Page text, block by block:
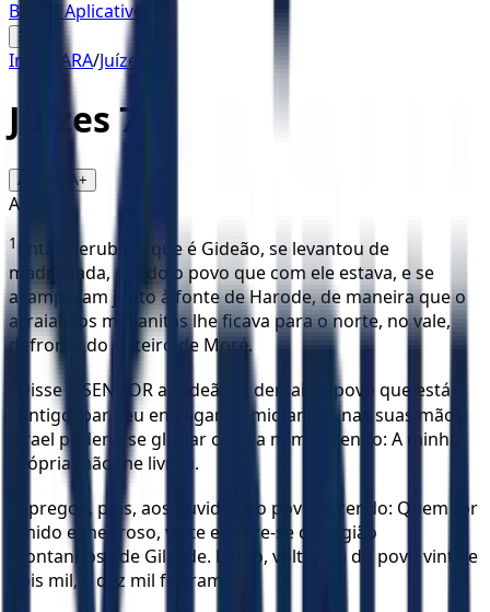
Baixar Aplicativo
☰
Início ARA/Juízes
Juízes 7
A- A+
ARA
1
Então, Jerubaal, que é Gideão, se levantou de
madrugada, e todo o povo que com ele estava, e se
acamparam junto à fonte de Harode, de maneira que o
arraial dos midianitas lhe ficava para o norte, no vale,
defronte do outeiro de Moré.
Disse o SENHOR a Gideão: É demais o povo que está
contigo, para eu entregar os midianitas nas suas mãos;
Israel poderia se gloriar contra mim, dizendo: A minha
própria mão me livrou.
Apregoa, pois, aos ouvidos do povo, dizendo: Quem for
tímido e medroso, volte e retire-se da região
montanhosa de Gileade. Então, voltaram do povo vinte e
dois mil, e dez mil ficaram.